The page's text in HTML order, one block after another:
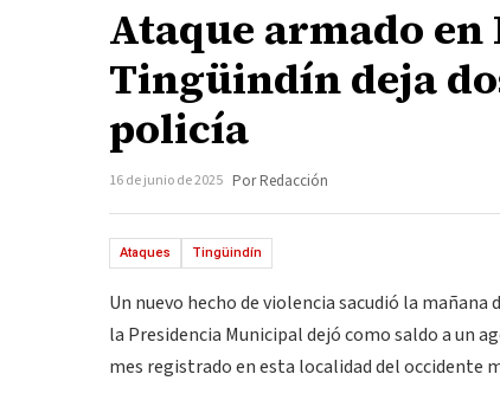
Ataque armado
Tingüindín deja
policía
16 de junio de 2025 Por Redacción
Ataques Tingüindín
Un nuevo hecho de violencia sacudió la
la Presidencia Municipal dejó como saldo a un
mes registrado en esta localidad del occidente